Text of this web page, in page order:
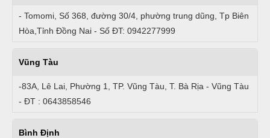
- Tomomi, Số 368, đường 30/4, phường trung dũng, Tp Biên
Hòa,Tỉnh Đồng Nai - Số ĐT: 0942277999
Vũng Tàu
-83A, Lê Lai, Phường 1, TP. Vũng Tàu, T. Bà Rịa - Vũng Tàu
- ĐT : 0643858546
Bình Định